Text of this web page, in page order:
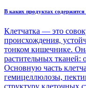
В каких продуктах содержится
Клетчатка — это
происхождения,
тонком кишечнике.
растительных тканей:
Основную часть
гемицеллюлозы,